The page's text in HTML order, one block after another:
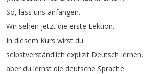
So, lass uns anfangen.
Wir sehen jetzt die erste Lektion.
In diesem Kurs wirst du
selbstverständlich explizit Deutsch lernen,
aber du lernst die deutsche Sprache